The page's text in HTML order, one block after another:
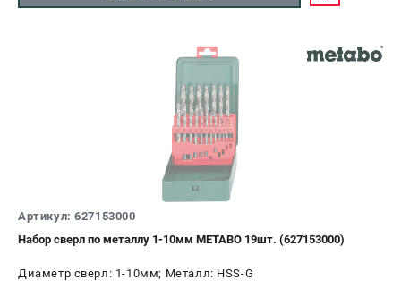
Артикул: 627153000
Набор сверл по металлу 1-10мм METABO 19шт. (627153000)
Диаметр сверл: 1-10мм; Металл: HSS-G